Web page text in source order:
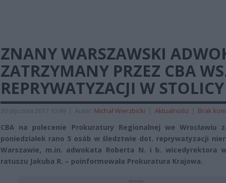
ZNANY WARSZAWSKI
ZATRZYMANY PRZEZ CBA
REPRYWATYZACJI W STOLICY
30 stycznia 2017 10:49 | Autor: Michał Wierzbicki | Aktualności | Brak
CBA na polecenie Prokuratury Regionalnej we Wrocławiu
poniedziałek rano 5 osób w śledztwie dot. reprywatyzacji
Warszawie, m.in. adwokata Roberta N. i b. wicedyrektora
ratuszu Jakuba R. – poinformowała Prokuratura Krajowa.